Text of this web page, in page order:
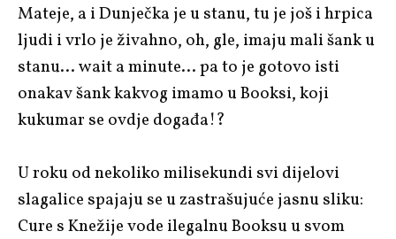
Mateje, a i Dunječka je u stanu, tu je još i hrpica
ljudi i vrlo je živahno, oh, gle, imaju mali šank u
stanu… wait a minute… pa to je gotovo isti
onakav šank kakvog imamo u Booksi, koji
kukumar se ovdje događa!?
U roku od nekoliko milisekundi svi dijelovi
slagalice spajaju se u zastrašujuće jasnu sliku:
Cure s Knežije vode ilegalnu Booksu u svom